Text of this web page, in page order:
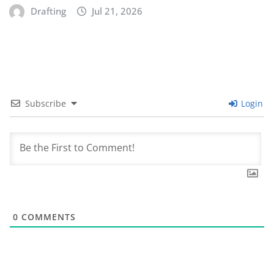
Drafting Jul 21, 2026
Subscribe Login
0 COMMENTS